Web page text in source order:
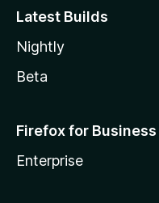
Latest Builds
Nightly
Beta
Firefox for Business
Enterprise